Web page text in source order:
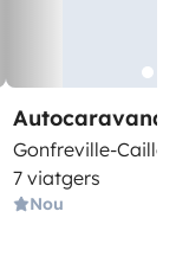
Autocaravana
Gonfreville-Caillot
7 viatgers
Nou